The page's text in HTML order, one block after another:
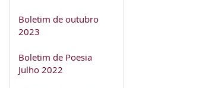
Boletim de outubro
2023
Boletim de Poesia
Julho 2022